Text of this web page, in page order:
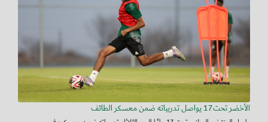
الأخضر تحت17 يواصل تدريباته ضمن معسكر الطائف